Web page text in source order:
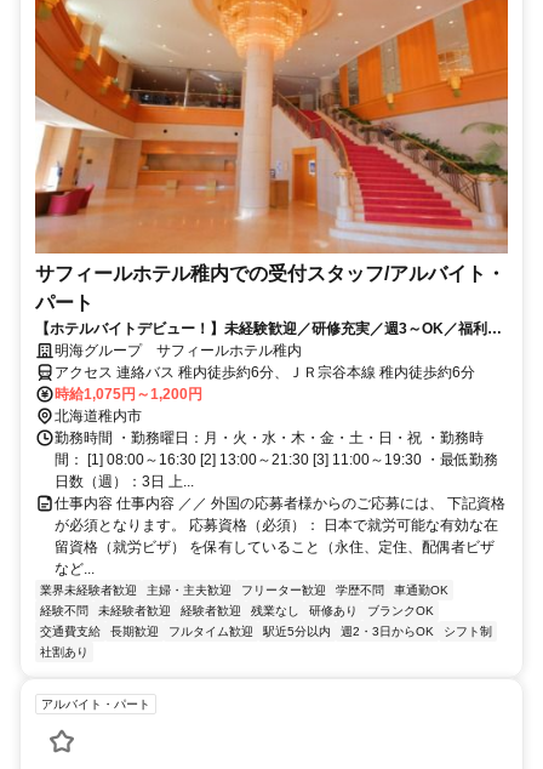
サフィールホテル稚内での受付スタッフ/アルバイト・
パート
【ホテルバイトデビュー！】未経験歓迎／研修充実／週3～OK／福利厚
生充実
明海グループ サフィールホテル稚内
アクセス 連絡バス 稚内徒歩約6分、ＪＲ宗谷本線 稚内徒歩約6分
時給1,075円～1,200円
北海道稚内市
勤務時間 ・勤務曜日：月・火・水・木・金・土・日・祝 ・勤務時
間： [1] 08:00～16:30 [2] 13:00～21:30 [3] 11:00～19:30 ・最低勤務
日数（週）：3日 上...
仕事内容 仕事内容 ／／ 外国の応募者様からのご応募には、 下記資格
が必須となります。 応募資格（必須）： 日本で就労可能な有効な在
留資格（就労ビザ） を保有していること（永住、定住、配偶者ビザ
など...
業界未経験者歓迎 主婦・主夫歓迎 フリーター歓迎 学歴不問
車通勤OK
経験不問
未経験者歓迎 経験者歓迎 残業なし 研修あり
ブランクOK
交通費支給
長期歓迎 フルタイム歓迎 駅近5分以内 週2・3日からOK
シフト制
社割あり
アルバイト・パート